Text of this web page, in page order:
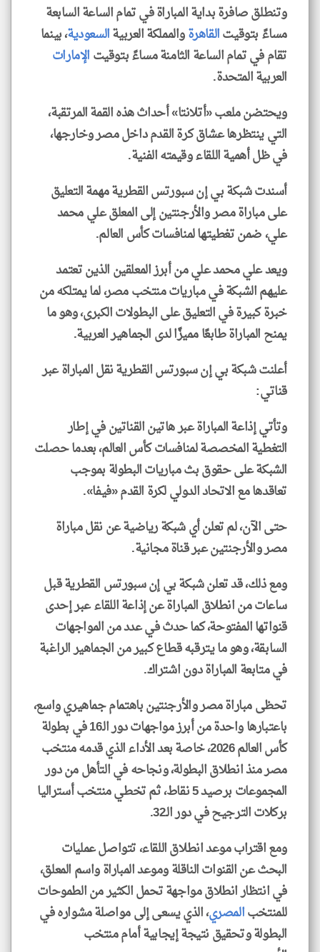
وتنطلق صافرة بداية المباراة في تمام الساعة السابعة
مساءً بتوقيتالقاهرةوالمملكة العربيةالسعودية، بينما
تقام في تمام الساعة الثامنة مساءً بتوقيتالإمارات
العربية المتحدة.
ويحتضن ملعب «أتلانتا» أحداث هذه القمة المرتقبة،
التي ينتظرها عشاق كرة القدم داخل مصر وخارجها،
في ظل أهمية اللقاء وقيمته الفنية.
أسندت شبكة بي إن سبورتس القطرية مهمة التعليق
على مباراة مصر والأرجنتين إلى المعلق علي محمد
علي، ضمن تغطيتها لمنافسات كأس العالم.
ويعد علي محمد علي من أبرز المعلقين الذين تعتمد
عليهم الشبكة في مباريات منتخب مصر، لما يمتلكه من
خبرة كبيرة في التعليق على البطولات الكبرى، وهو ما
يمنح المباراة طابعًا مميزًا لدى الجماهير العربية.
أعلنت شبكة بي إن سبورتس القطرية نقل المباراة عبر
قناتي:
وتأتي إذاعة المباراة عبر هاتين القناتين في إطار
التغطية المخصصة لمنافسات كأس العالم، بعدما حصلت
الشبكة على حقوق بث مباريات البطولة بموجب
تعاقدها مع الاتحاد الدولي لكرة القدم «فيفا».
حتى الآن، لم تعلن أي شبكة رياضية عن نقل مباراة
مصر والأرجنتين عبر قناة مجانية.
ومع ذلك، قد تعلن شبكة بي إن سبورتس القطرية قبل
ساعات من انطلاق المباراة عن إذاعة اللقاء عبر إحدى
قنواتها المفتوحة، كما حدث في عدد من المواجهات
السابقة، وهو ما يترقبه قطاع كبير من الجماهير الراغبة
في متابعة المباراة دون اشتراك.
تحظى مباراة مصر والأرجنتين باهتمام جماهيري واسع،
باعتبارها واحدة من أبرز مواجهات دور الـ16 في بطولة
كأس العالم 2026، خاصة بعد الأداء الذي قدمه منتخب
مصر منذ انطلاق البطولة، ونجاحه في التأهل من دور
المجموعات برصيد 5 نقاط، ثم تخطي منتخب أستراليا
بركلات الترجيح في دور الـ32.
ومع اقتراب موعد انطلاق اللقاء، تتواصل عمليات
البحث عن القنوات الناقلة وموعد المباراة واسم المعلق،
في انتظار انطلاق مواجهة تحمل الكثير من الطموحات
للمنتخبالمصري، الذي يسعى إلى مواصلة مشواره في
البطولة وتحقيق نتيجة إيجابية أمام منتخب